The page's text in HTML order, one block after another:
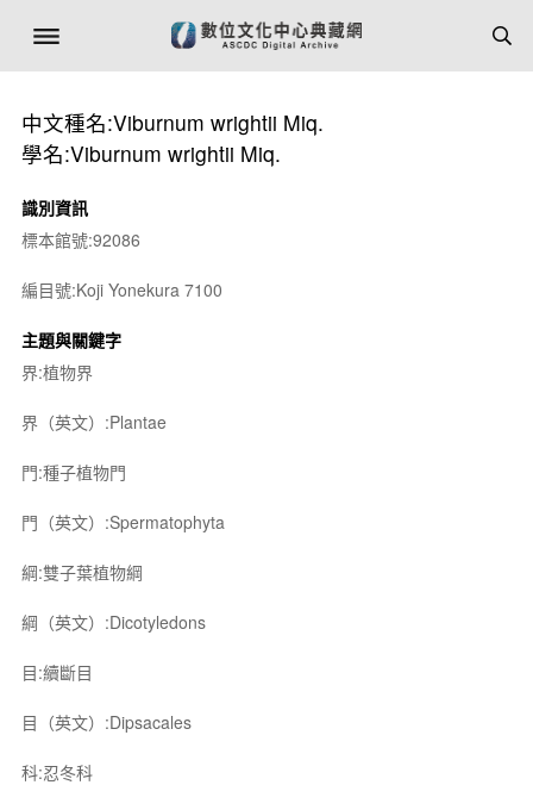
中文種名:Viburnum wrightii Miq.
學名:Viburnum wrightii Miq.
識別資訊
標本館號:92086
編目號:Koji Yonekura 7100
主題與關鍵字
界:植物界
界（英文）:Plantae
門:種子植物門
門（英文）:Spermatophyta
綱:雙子葉植物綱
綱（英文）:Dicotyledons
目:續斷目
目（英文）:Dipsacales
科:忍冬科